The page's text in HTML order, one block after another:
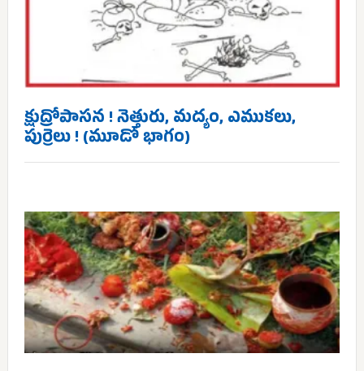
క్షుద్రోపాసన ! నెత్తురు, మద్యం, ఎముకలు,
పుర్రెలు ! (మూడో భాగం)